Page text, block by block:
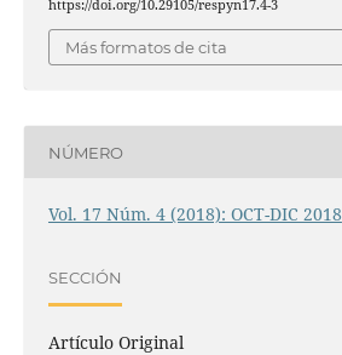
https://doi.org/10.29105/respyn17.4-3
Más formatos de cita
NÚMERO
Vol. 17 Núm. 4 (2018): OCT-DIC 2018
SECCIÓN
Artículo Original